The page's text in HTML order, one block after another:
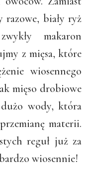
razowe, biały ryż
makaron
z mięsa, które
wiosennego
mięso drobiowe
wody, która
materii.
reguł już za
wiosennie!